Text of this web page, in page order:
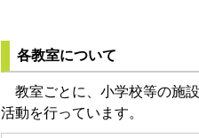
各教室について
教室ごとに、小学校等の施
活動を行っています。